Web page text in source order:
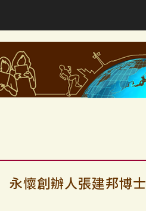
永懷創辦人張建邦博士